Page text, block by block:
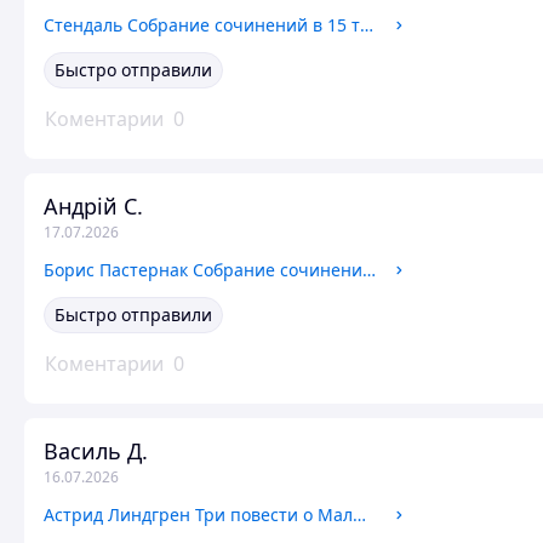
Стендаль Собрание сочинений в 15 томах.
Быстро отправили
Коментарии 0
Андрій С.
17.07.2026
Борис Пастернак Собрание сочинений в пяти томах 1989 год
Быстро отправили
Коментарии 0
Василь Д.
16.07.2026
Астрид Линдгрен Три повести о Малыше и Карлсоне Рисунки Илун Викланд 1974 год